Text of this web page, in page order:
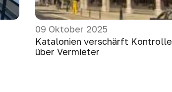
09 Oktober 2025
Katalonien verschärft Kontrolle
über Vermieter